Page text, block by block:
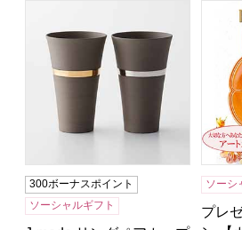
J-mode リングペアカップ
300ボーナスポイント
ソーシャルギフト
プレ
ソーシ
プレ